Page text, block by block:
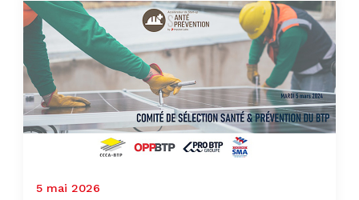
5 mai 2026